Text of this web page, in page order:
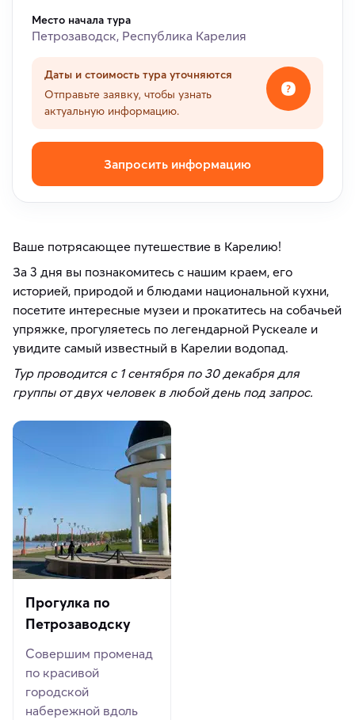
Место начала тура
Петрозаводск, Республика Карелия
Даты и стоимость тура уточняются
Отправьте заявку, чтобы узнать
актуальную информацию.
Запросить информацию
Ваше потрясающее путешествие в Карелию!
За 3 дня вы познакомитесь с нашим краем, его
историей, природой и блюдами национальной кухни,
посетите интересные музеи и прокатитесь на собачьей
упряжке, прогуляетесь по легендарной Рускеале и
увидите самый известный в Карелии водопад.
Тур проводится с 1 сентября по 30 декабря для
группы от двух человек в любой день под запрос.
Прогулка по
Петрозаводску
Совершим променад
по красивой
городской
набережной вдоль